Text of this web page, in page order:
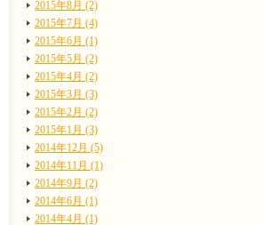
2015年8月 (2)
2015年7月 (4)
2015年6月 (1)
2015年5月 (2)
2015年4月 (2)
2015年3月 (3)
2015年2月 (2)
2015年1月 (3)
2014年12月 (5)
2014年11月 (1)
2014年9月 (2)
2014年6月 (1)
2014年4月 (1)